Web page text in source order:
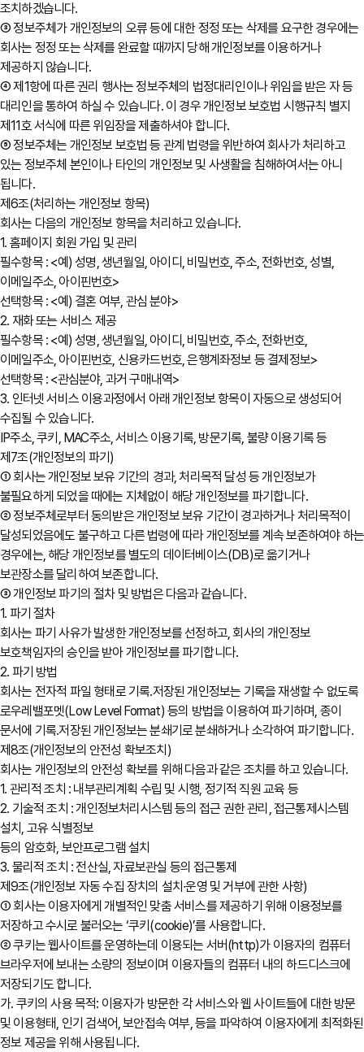
조치하겠습니다.
③ 정보주체가 개인정보의 오류 등에 대한 정정 또는 삭제를 요구한 경우에는
회사는 정정 또는 삭제를 완료할 때까지 당해 개인정보를 이용하거나
제공하지 않습니다.
④ 제1항에 따른 권리 행사는 정보주체의 법정대리인이나 위임을 받은 자 등
대리인을 통하여 하실 수 있습니다. 이 경우 개인정보 보호법 시행규칙 별지
제11호 서식에 따른 위임장을 제출하셔야 합니다.
⑤ 정보주체는 개인정보 보호법 등 관계 법령을 위반하여 회사가 처리하고
있는 정보주체 본인이나 타인의 개인정보 및 사생활을 침해하여서는 아니
됩니다.
제6조(처리하는 개인정보 항목)
회사는 다음의 개인정보 항목을 처리하고 있습니다.
1. 홈페이지 회원 가입 및 관리
필수항목 : <예) 성명, 생년월일, 아이디, 비밀번호, 주소, 전화번호, 성별,
이메일주소, 아이핀번호>
선택항목 : <예) 결혼 여부, 관심 분야>
2. 재화 또는 서비스 제공
필수항목 : <예) 성명, 생년월일, 아이디, 비밀번호, 주소, 전화번호,
이메일주소, 아이핀번호, 신용카드번호, 은행계좌정보 등 결제정보>
선택항목 : <관심분야, 과거 구매내역>
3. 인터넷 서비스 이용과정에서 아래 개인정보 항목이 자동으로 생성되어
수집될 수 있습니다.
IP주소, 쿠키, MAC주소, 서비스 이용기록, 방문기록, 불량 이용기록 등
제7조(개인정보의 파기)
① 회사는 개인정보 보유 기간의 경과, 처리목적 달성 등 개인정보가
불필요하게 되었을 때에는 지체없이 해당 개인정보를 파기합니다.
② 정보주체로부터 동의받은 개인정보 보유 기간이 경과하거나 처리목적이
달성되었음에도 불구하고 다른 법령에 따라 개인정보를 계속 보존하여야 하는
경우에는, 해당 개인정보를 별도의 데이터베이스(DB)로 옮기거나
보관장소를 달리하여 보존합니다.
③ 개인정보 파기의 절차 및 방법은 다음과 같습니다.
1. 파기 절차
회사는 파기 사유가 발생한 개인정보를 선정하고, 회사의 개인정보
보호책임자의 승인을 받아 개인정보를 파기합니다.
2. 파기 방법
회사는 전자적 파일 형태로 기록․저장된 개인정보는 기록을 재생할 수 없도록
로우레밸포멧(Low Level Format) 등의 방법을 이용하여 파기하며, 종이
문서에 기록․저장된 개인정보는 분쇄기로 분쇄하거나 소각하여 파기합니다.
제8조(개인정보의 안전성 확보조치)
회사는 개인정보의 안전성 확보를 위해 다음과 같은 조치를 하고 있습니다.
1. 관리적 조치 : 내부관리계획 수립 및 시행, 정기적 직원 교육 등
2. 기술적 조치 : 개인정보처리시스템 등의 접근 권한 관리, 접근통제시스템
설치, 고유 식별정보
등의 암호화, 보안프로그램 설치
3. 물리적 조치 : 전산실, 자료보관실 등의 접근통제
제9조(개인정보 자동 수집 장치의 설치∙운영 및 거부에 관한 사항)
① 회사는 이용자에게 개별적인 맞춤 서비스를 제공하기 위해 이용정보를
저장하고 수시로 불러오는 ‘쿠키(cookie)’를 사용합니다.
② 쿠키는 웹사이트를 운영하는데 이용되는 서버(http)가 이용자의 컴퓨터
브라우저에 보내는 소량의 정보이며 이용자들의 컴퓨터 내의 하드디스크에
저장되기도 합니다.
가. 쿠키의 사용 목적: 이용자가 방문한 각 서비스와 웹 사이트들에 대한 방문
및 이용형태, 인기 검색어, 보안접속 여부, 등을 파악하여 이용자에게 최적화된
정보 제공을 위해 사용됩니다.